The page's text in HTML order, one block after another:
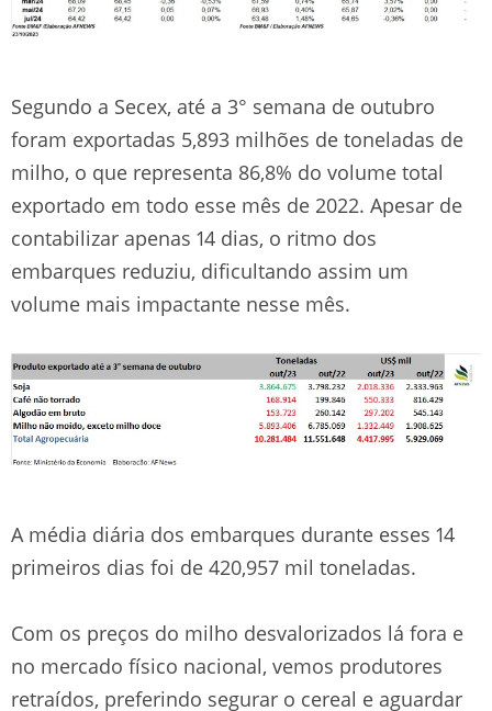
Segundo a Secex, até a 3° semana de outubro
foram exportadas 5,893 milhões de toneladas de
milho, o que representa 86,8% do volume total
exportado em todo esse mês de 2022. Apesar de
contabilizar apenas 14 dias, o ritmo dos
embarques reduziu, dificultando assim um
volume mais impactante nesse mês.
A média diária dos embarques durante esses 14
primeiros dias foi de 420,957 mil toneladas.
Com os preços do milho desvalorizados lá fora e
no mercado físico nacional, vemos produtores
retraídos, preferindo segurar o cereal e aguardar